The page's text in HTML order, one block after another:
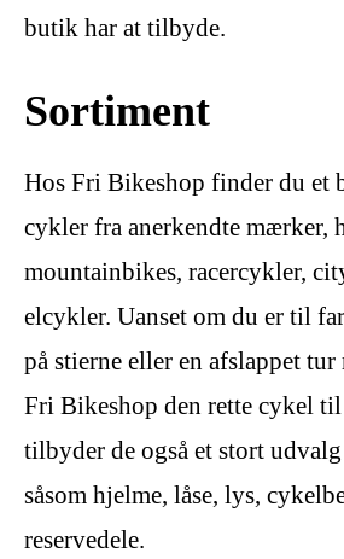
butik har at tilbyde.
Sortiment
Hos Fri Bikeshop finder du et
cykler fra anerkendte mærker,
mountainbikes, racercykler,
elcykler. Uanset om du er til
på stierne eller en afslappet
Fri Bikeshop den rette cykel
tilbyder de også et stort
såsom hjelme, låse, lys,
reservedele.